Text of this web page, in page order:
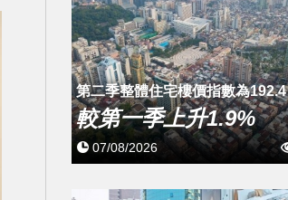
第二季整體住宅樓價指數為192.4
較第一季上升1.9%
07/08/2026